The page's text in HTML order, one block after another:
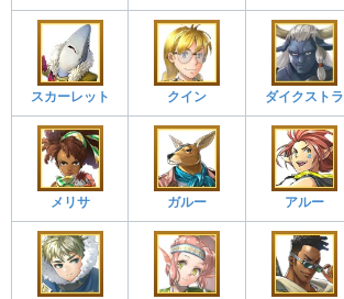
スカーレット クイン ダイクストラ
メリサ ガルー アルー